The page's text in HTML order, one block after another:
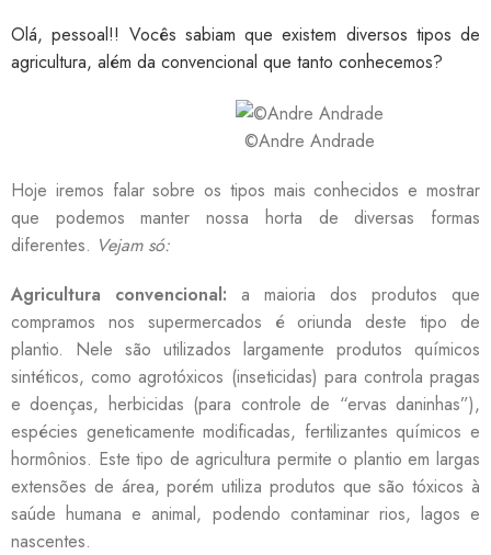
Olá, pessoal!! Vocês sabiam que existem diversos tipos de
agricultura, além da convencional que tanto conhecemos?
©Andre Andrade
Hoje iremos falar sobre os tipos mais conhecidos e mostrar
que podemos manter nossa horta de diversas formas
diferentes. Vejam só:
Agricultura convencional: a maioria dos produtos que
compramos nos supermercados é oriunda deste tipo de
plantio. Nele são utilizados largamente produtos químicos
sintéticos, como agrotóxicos (inseticidas) para controla pragas
e doenças, herbicidas (para controle de “ervas daninhas”),
espécies geneticamente modificadas, fertilizantes químicos e
hormônios. Este tipo de agricultura permite o plantio em largas
extensões de área, porém utiliza produtos que são tóxicos à
saúde humana e animal, podendo contaminar rios, lagos e
nascentes.